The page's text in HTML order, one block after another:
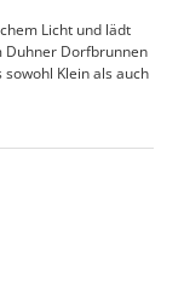
Licht und lädt
Duhner Dorfbrunnen
Klein als auch